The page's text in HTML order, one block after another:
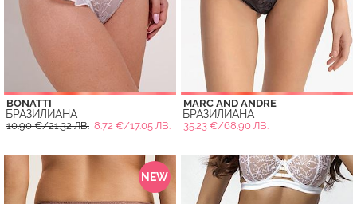
BONATTI
БРАЗИЛИАНА
10.90 €/21.32 ЛВ. 8.72 €/17.05 ЛВ.
MARC AND ANDRE
БРАЗИЛИАНА
35.23 €/68.90 ЛВ.
NEW